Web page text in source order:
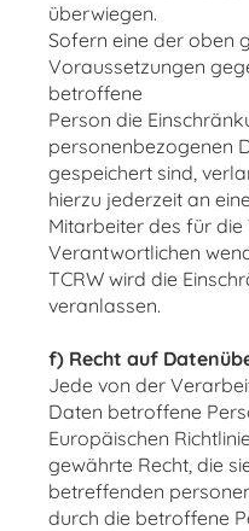
überwiegen.
Sofern eine der oben
Voraussetzungen
betroffene
Person die
personenbezogenen
gespeichert sind,
hierzu jederzeit an
Mitarbeiter des für
Verantwortlichen
TCRW wird die
veranlassen.
f) Recht auf
Jede von der
Daten betroffene
Europäischen
gewährte Recht, die
betreffenden
durch die betroffene